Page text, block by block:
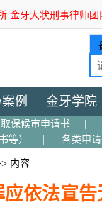
.金牙大状刑事律师
例 金牙学院
取保候审申请书
等）
各类申
内容
依法宣